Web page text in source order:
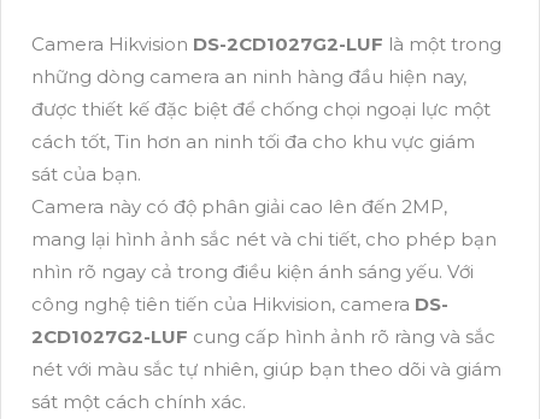
Camera Hikvision DS-2CD1027G2-LUF là một trong
những dòng camera an ninh hàng đầu hiện nay,
được thiết kế đặc biệt để chống chọi ngoại lực một
cách tốt, Tin hơn an ninh tối đa cho khu vực giám
sát của bạn.
Camera này có độ phân giải cao lên đến 2MP,
mang lại hình ảnh sắc nét và chi tiết, cho phép bạn
nhìn rõ ngay cả trong điều kiện ánh sáng yếu. Với
công nghệ tiên tiến của Hikvision, camera DS-
2CD1027G2-LUF cung cấp hình ảnh rõ ràng và sắc
nét với màu sắc tự nhiên, giúp bạn theo dõi và giám
sát một cách chính xác.